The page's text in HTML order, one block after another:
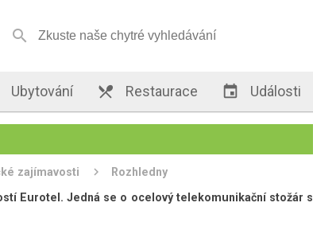

Ubytování  Restaurace  Události
zajímavosti
Rozhledny
Eurotel. Jedná se o ocelový telekomunikační stožár s